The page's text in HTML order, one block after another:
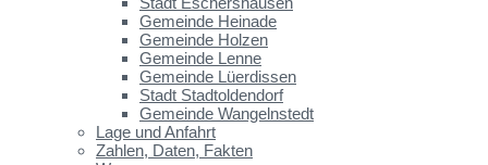
Gemeinde Heinade
Gemeinde Holzen
Gemeinde Lenne
Gemeinde Lüerdissen
Stadt Stadtoldendorf
Gemeinde Wangelnstedt
Lage und Anfahrt
Zahlen, Daten, Fakten